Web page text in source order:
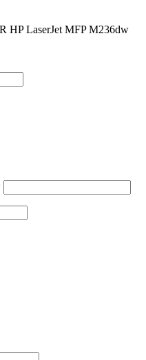
HP LaserJet MFP M236dw